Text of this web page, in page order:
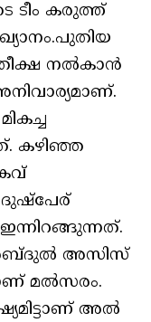
കരുത്ത്
നല്‍കാന്‍
കഴിഞ്ഞ
ദുഷ്‌പേര്
അസിസ്
മല്‍സരം.
അല്‍